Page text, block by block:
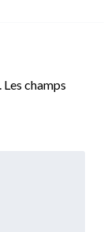
Les champs